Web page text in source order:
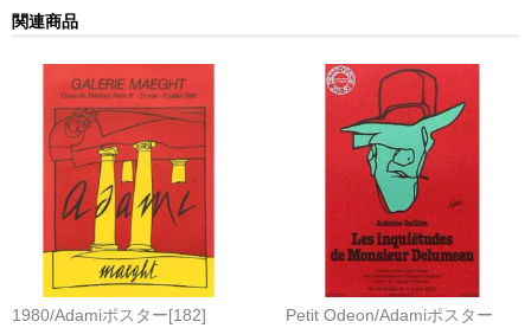
額装品一覧
アンリ・マティス額装
カッズミイダ×手塚治虫額装
スペイン製アートポスター額装
フランス製モノクロフォト額装
Classic Pooh額装
セール
関連商品
1980/Adamiポスター[182]
Petit Odeon/Adamiポスター